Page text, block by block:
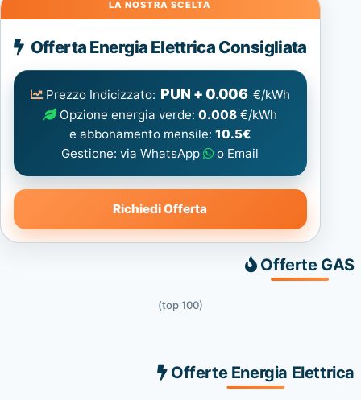
Energia
Elettrica
consigliata
Offerta Energia Elettrica Consigliata
Prezzo Indicizzato: PUN + 0.006 €/kWh
Opzione energia verde:0.008 €/kWh
e abbonamento mensile: 10.5€
Gestione: via WhatsApp
o Email
Richiedi Offerta
Offerte GAS
(top 100)
Offerte Energia Elettrica